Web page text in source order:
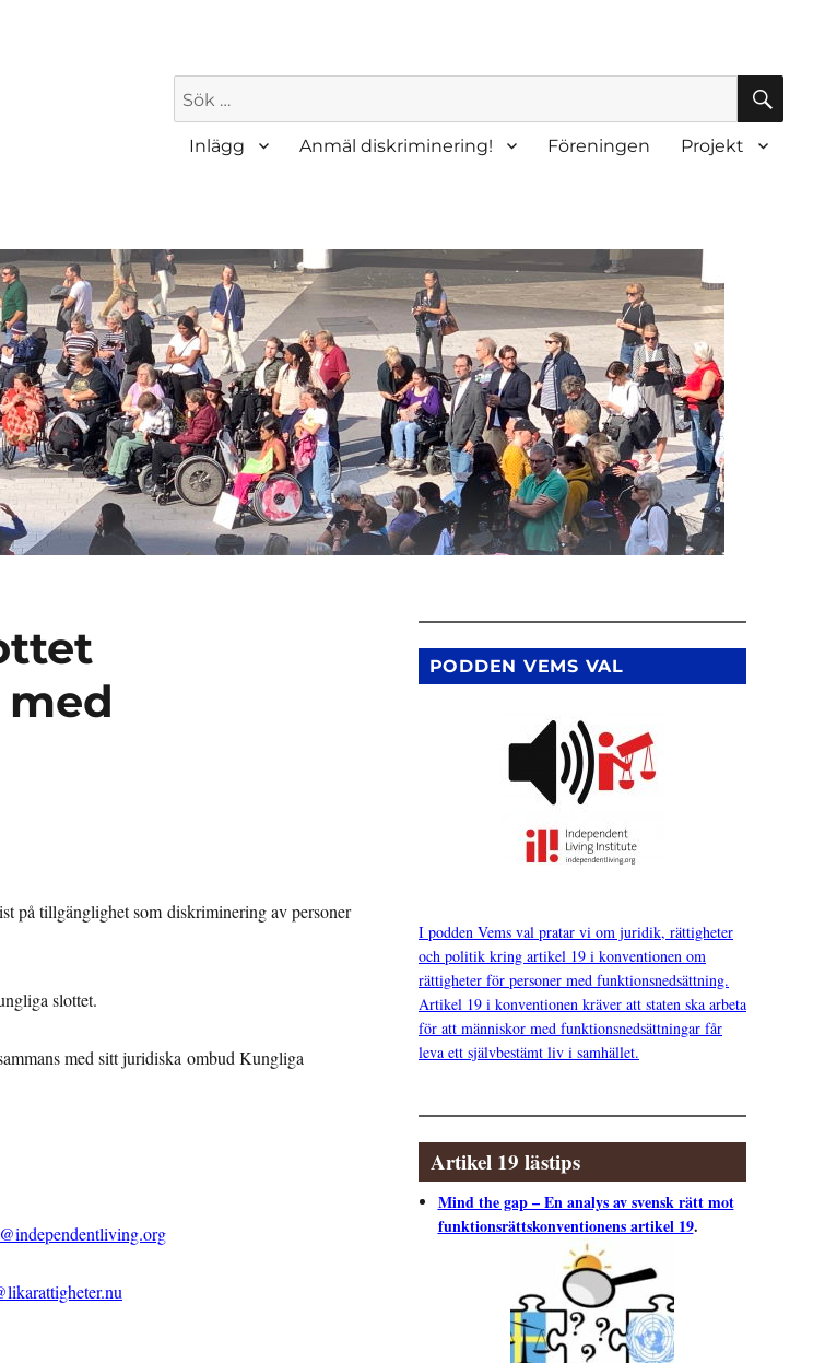
Sök
efter:
SÖK
Inlägg Anmäl diskriminering! Föreningen Projekt
på tillgänglighet som diskriminering av personer
slottet.
med sitt juridiska ombud Kungliga
PODDEN VEMS VAL
I podden Vems val pratar vi om juridik, rättigheter
och politik kring artikel 19 i konventionen om
rättigheter för personer med funktionsnedsättning.
Artikel 19 i konventionen kräver att staten ska arbeta
för att människor med funktionsnedsättningar får
leva ett självbestämt liv i samhället.
Artikel 19 lästips
Mind the gap – En analys av svensk rätt mot
funktionsrättskonventionens artikel 19.